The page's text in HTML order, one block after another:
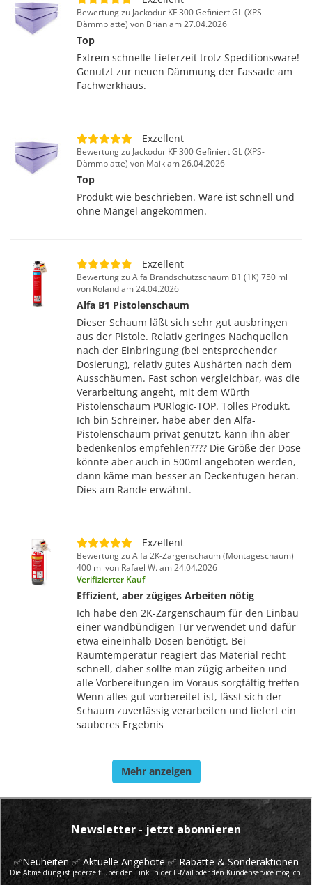
Bewertung zu Jackodur KF 300 Gefiniert GL (XPS-
Dämmplatte) von Brian am 27.04.2026
Top
Extrem schnelle Lieferzeit trotz Speditionsware!
Genutzt zur neuen Dämmung der Fassade am
Fachwerkhaus.
Exzellent
Bewertung zu Jackodur KF 300 Gefiniert GL (XPS-
Dämmplatte) von Maik am 26.04.2026
Top
Produkt wie beschrieben. Ware ist schnell und
ohne Mängel angekommen.
Exzellent
Bewertung zu Alfa Brandschutzschaum B1 (1K) 750 ml
von Roland am 24.04.2026
Alfa B1 Pistolenschaum
Dieser Schaum läßt sich sehr gut ausbringen
aus der Pistole. Relativ geringes Nachquellen
nach der Einbringung (bei entsprechender
Dosierung), relativ gutes Aushärten nach dem
Ausschäumen. Fast schon vergleichbar, was die
Verarbeitung angeht, mit dem Würth
Pistolenschaum PURlogic-TOP. Tolles Produkt.
Ich bin Schreiner, habe aber den Alfa-
Pistolenschaum privat genutzt, kann ihn aber
bedenkenlos empfehlen???? Die Größe der Dose
könnte aber auch in 500ml angeboten werden,
dann käme man besser an Deckenfugen heran.
Dies am Rande erwähnt.
Exzellent
Bewertung zu Alfa 2K-Zargenschaum (Montageschaum)
400 ml von Rafael W. am 24.04.2026
Verifizierter Kauf
Effizient, aber zügiges Arbeiten nötig
Ich habe den 2K-Zargenschaum für den Einbau
einer wandbündigen Tür verwendet und dafür
etwa eineinhalb Dosen benötigt. Bei
Raumtemperatur reagiert das Material recht
schnell, daher sollte man zügig arbeiten und
alle Vorbereitungen im Voraus sorgfältig treffen
Wenn alles gut vorbereitet ist, lässt sich der
Schaum zuverlässig verarbeiten und liefert ein
sauberes Ergebnis
Mehr anzeigen